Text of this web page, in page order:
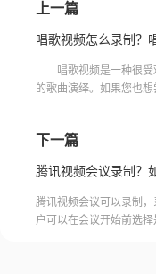
上一篇
唱歌视频怎么录制？
唱歌视频是一种很受
的歌曲演绎。如果您也
下一篇
腾讯视频会议录制？
腾讯视频会议可以录制
户可以在会议开始前选